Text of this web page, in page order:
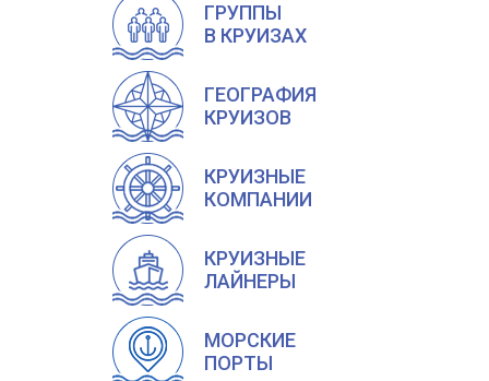
ГРУППЫ
В КРУИЗАХ
ГЕОГРАФИЯ
КРУИЗОВ
КРУИЗНЫЕ
КОМПАНИИ
КРУИЗНЫЕ
ЛАЙНЕРЫ
МОРСКИЕ
ПОРТЫ